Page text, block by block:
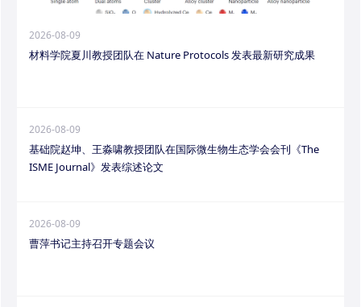
2026-08-09
材料学院夏川教授团队在 Nature Protocols 发表最新研究成果
2026-08-09
基础院赵坤、王淼啸教授团队在国际微生物生态学会会刊《The
ISME Journal》发表综述论文
2026-08-09
曹萍书记主持召开专题会议